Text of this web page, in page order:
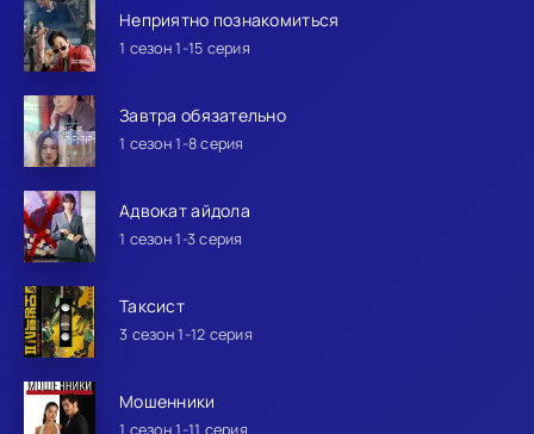
Неприятно познакомиться
1 сезон 1-15 серия
Завтра обязательно
1 сезон 1-8 серия
Адвокат айдола
1 сезон 1-3 серия
Таксист
3 сезон 1-12 серия
Мошенники
1 сезон 1-11 серия